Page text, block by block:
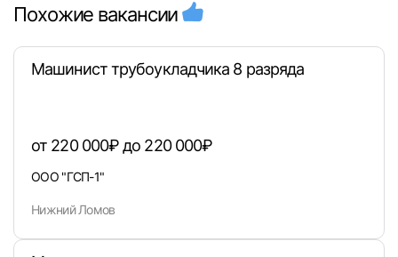
Похожие вакансии
Машинист трубоукладчика 8 разряда
от 220 000₽ до 220 000₽
ООО "ГСП-1"
Нижний Ломов